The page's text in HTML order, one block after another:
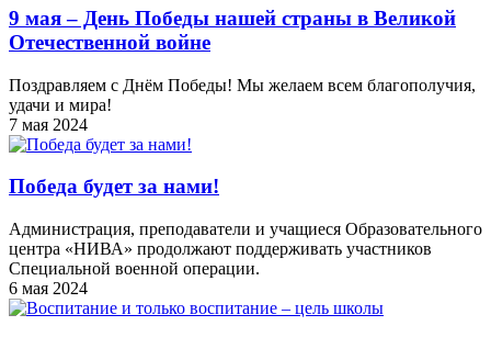
9 мая – День Победы нашей страны в Великой
Отечественной войне
Поздравляем с Днём Победы! Мы желаем всем благополучия,
удачи и мира!
7 мая 2024
Победа будет за нами!
Администрация, преподаватели и учащиеся Образовательного
центра «НИВА» продолжают поддерживать участников
Специальной военной операции.
6 мая 2024